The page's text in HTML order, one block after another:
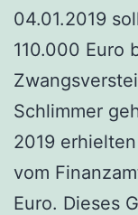
04.01.2019
110.000 Euro
Schlimmer
2019
vom
Euro. Dieses